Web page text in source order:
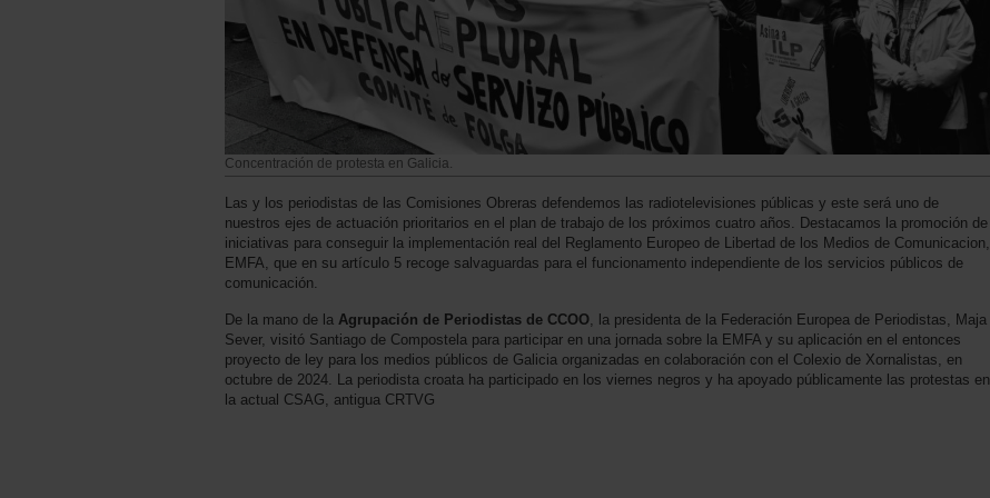
Concentración de protesta en Galicia.
Las y los periodistas de las Comisiones Obreras defendemos las radiotelevisiones públicas y este será uno de
nuestros ejes de actuación prioritarios en el plan de trabajo de los próximos cuatro años. Destacamos la promoción de
iniciativas para conseguir la implementación real del Reglamento Europeo de Libertad de los Medios de Comunicacion,
EMFA, que en su artículo 5 recoge salvaguardas para el funcionamento independiente de los servicios públicos de
comunicación.
De la mano de la Agrupación de Periodistas de CCOO , la presidenta de la Federación Europea de Periodistas, Maja
Sever, visitó Santiago de Compostela para participar en una jornada sobre la EMFA y su aplicación en el entonces
proyecto de ley para los medios públicos de Galicia organizadas en colaboración con el Colexio de Xornalistas, en
octubre de 2024. La periodista croata ha participado en los viernes negros y ha apoyado públicamente las protestas en
la actual CSAG, antigua CRTVG